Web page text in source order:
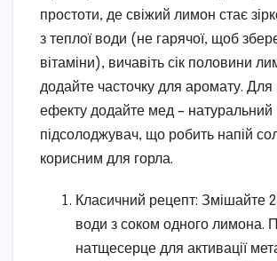
простоти, де свіжий лимон стає
з теплої води (не гарячої, щоб
вітаміни), вичавіть сік половини
додайте часточку для аромату.
ефекту додайте мед – натуральний
підсолоджувач, що робить напій
корисним для горла.
Класичний рецепт: Змішайте
води з соком одного лимона.
натщесерце для активації